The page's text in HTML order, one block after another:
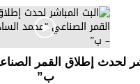
لحدث إطلاق القمر
ب”